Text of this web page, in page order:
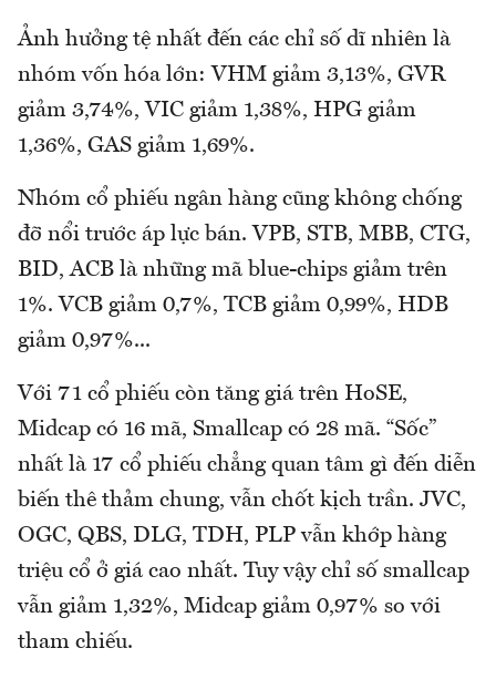
Ảnh hưởng tệ nhất đến các chỉ số dĩ nhiên là
nhóm vốn hóa lớn: VHM giảm 3,13%, GVR
giảm 3,74%, VIC giảm 1,38%, HPG giảm
1,36%, GAS giảm 1,69%.
Nhóm cổ phiếu ngân hàng cũng không chống
đỡ nổi trước áp lực bán. VPB, STB, MBB, CTG,
BID, ACB là những mã blue-chips giảm trên
1%. VCB giảm 0,7%, TCB giảm 0,99%, HDB
giảm 0,97%...
Với 71 cổ phiếu còn tăng giá trên HoSE,
Midcap có 16 mã, Smallcap có 28 mã. “Sốc”
nhất là 17 cổ phiếu chẳng quan tâm gì đến diễn
biến thê thảm chung, vẫn chốt kịch trần. JVC,
OGC, QBS, DLG, TDH, PLP vẫn khớp hàng
triệu cổ ở giá cao nhất. Tuy vậy chỉ số smallcap
vẫn giảm 1,32%, Midcap giảm 0,97% so với
tham chiếu.